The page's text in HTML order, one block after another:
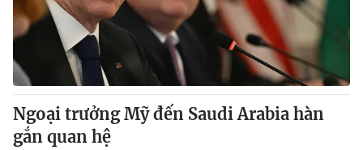
Ngoại trưởng Mỹ đến Saudi Arabia hàn
gắn quan hệ